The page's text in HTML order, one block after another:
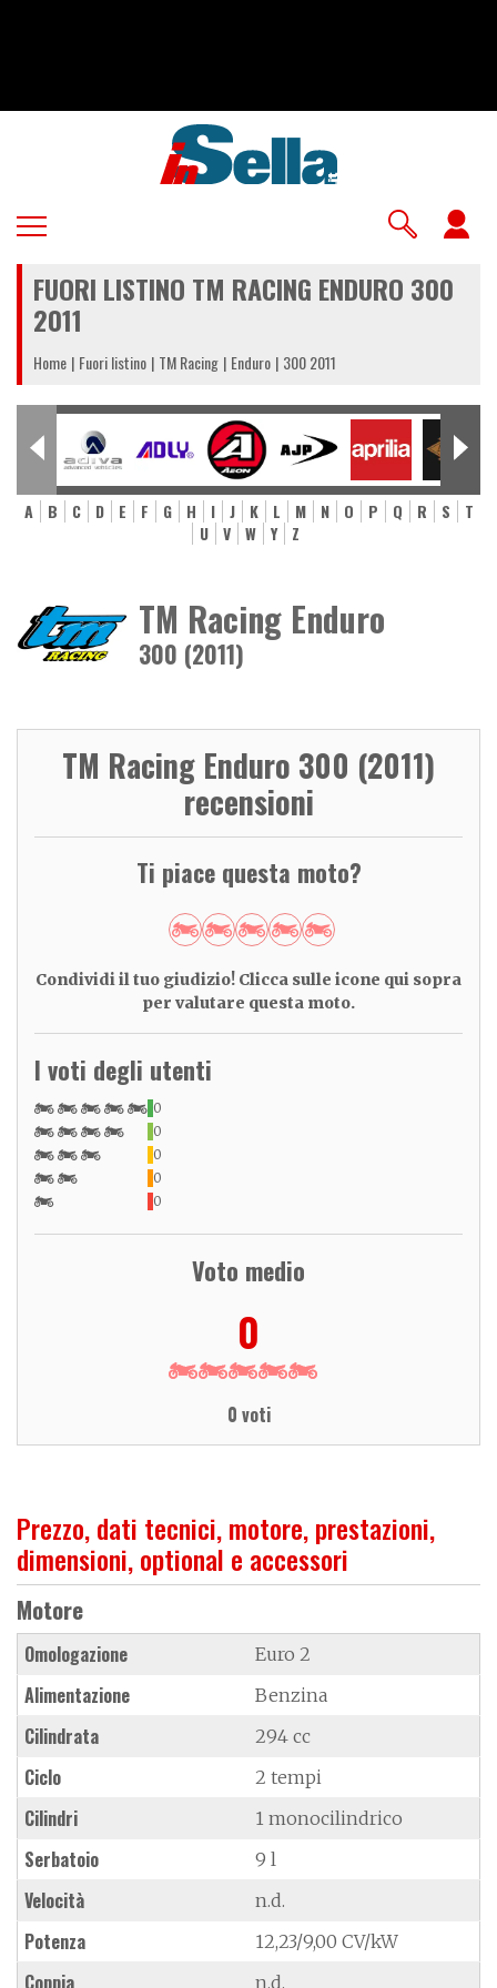
FUORI LISTINO TM RACING ENDURO 300
2011
Home Fuori listino TM Racing Enduro 300 2011
A B C D E F G H I J K L M N O P Q R S
T
U
V W Y Z
TM Racing Enduro
300 (2011)
TM Racing Enduro 300 (2011)
recensioni
Ti piace questa moto?
Condividi il tuo giudizio! Clicca sulle icone qui sopra
per valutare questa moto.
I voti degli utenti
0
0
0
0
0
Voto medio
0
0 voti
Prezzo, dati tecnici, motore, prestazioni,
dimensioni, optional e accessori
Motore
Omologazione Euro 2
Alimentazione Benzina
Cilindrata 294 cc
Ciclo 2 tempi
Cilindri 1 monocilindrico
Serbatoio 9 l
Velocità n.d.
Potenza 12,23/9,00 CV/kW
Coppia n.d.